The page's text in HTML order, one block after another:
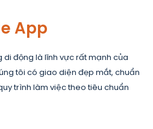
App
di động là lĩnh vực rất mạnh của
tôi có giao diện đẹp mắt, chuẩn
trình làm việc theo tiêu chuẩn